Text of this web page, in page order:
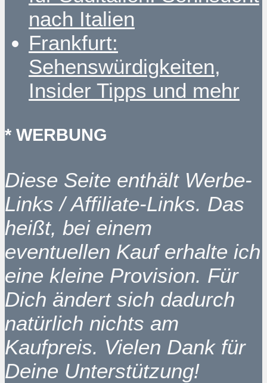
nach Italien
Frankfurt:
Sehenswürdigkeiten,
Insider Tipps und mehr
* WERBUNG
Diese Seite enthält Werbe-
Links / Affiliate-Links. Das
heißt, bei einem
eventuellen Kauf erhalte ich
eine kleine Provision. Für
Dich ändert sich dadurch
natürlich nichts am
Kaufpreis. Vielen Dank für
Deine Unterstützung!